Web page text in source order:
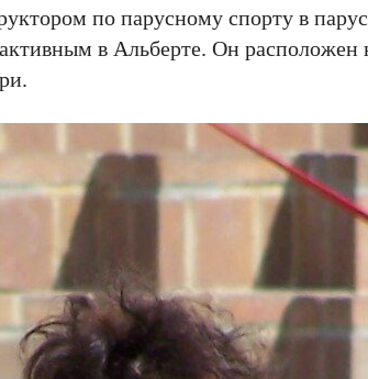
по парусному спорту в
в Альберте. Он